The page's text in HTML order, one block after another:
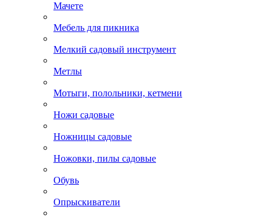
Мачете
Мебель для пикника
Мелкий садовый инструмент
Метлы
Мотыги, полольники, кетмени
Ножи садовые
Ножницы садовые
Ножовки, пилы садовые
Обувь
Опрыскиватели